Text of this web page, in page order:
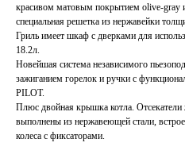
красивом матовым покрытием olive-gray
специальная решетка из нержавейки
Гриль имеет шкаф с дверками для
18.2л.
Новейшая система независимого
зажиганием горелок и ручки с
PILOT.
Плюс двойная крышка котла.
выполнены из нержавеющей стали,
колеса с фиксаторами.